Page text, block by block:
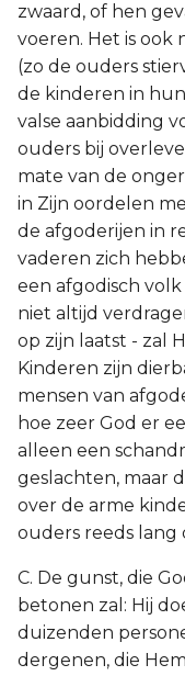
zwaard, of hen
voeren. Het is ook
(zo de ouders
de kinderen in
valse aanbidding
ouders bij
mate van de
in Zijn oordelen
de afgoderijen in
vaderen zich
een afgodisch
niet altijd
op zijn laatst - zal
Kinderen zijn
mensen van
hoe zeer God er
alleen een
geslachten, maar
over de arme
ouders reeds lang
C. De gunst, die
betonen zal: Hij
duizenden
dergenen, die